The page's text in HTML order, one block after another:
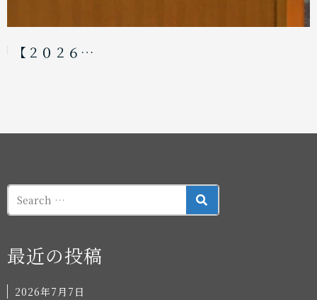
県議会の役…
SEARCH
最近の投稿
2026年7月7日